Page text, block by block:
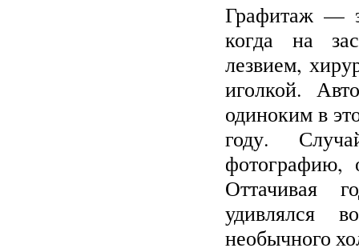
Графитаж —
когда на
лезвием,
иголкой.
одиноким в
году.
фотографию,
Оттачивая
удивлялся
необычного